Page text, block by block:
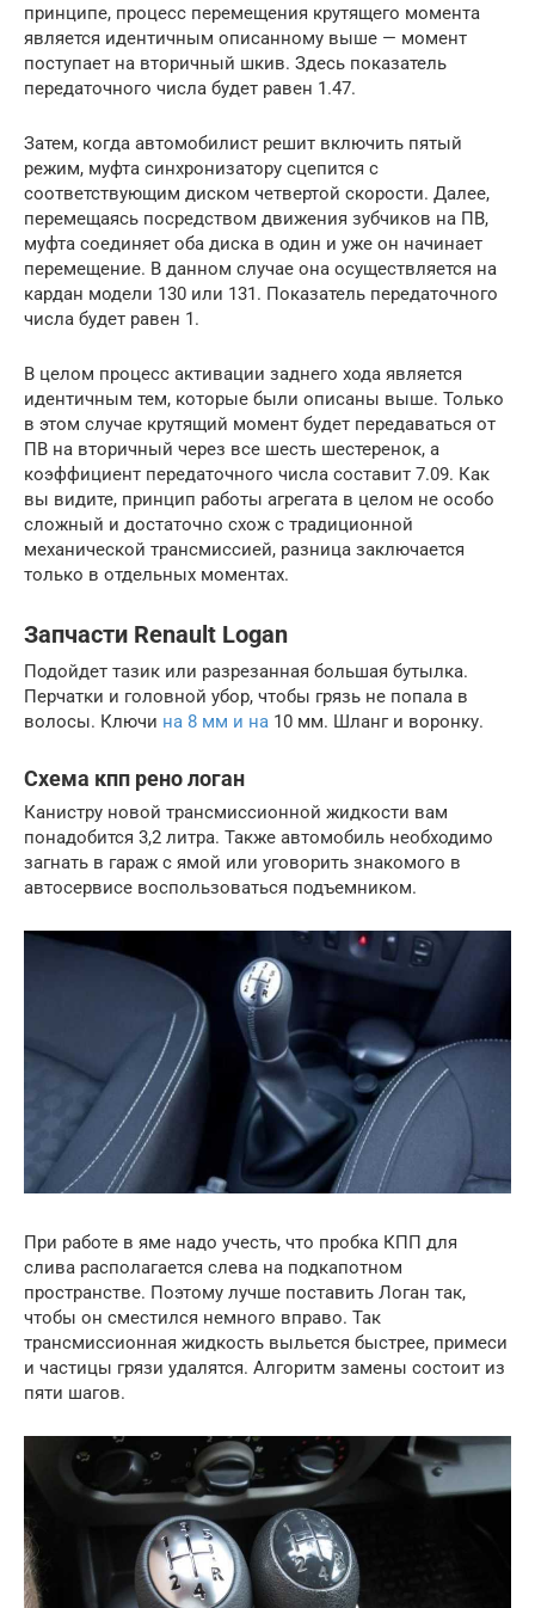
принципе, процесс перемещения крутящего момента
является идентичным описанному выше — момент
поступает на вторичный шкив. Здесь показатель
передаточного числа будет равен 1.47.
Затем, когда автомобилист решит включить пятый
режим, муфта синхронизатору сцепится с
соответствующим диском четвертой скорости. Далее,
перемещаясь посредством движения зубчиков на ПВ,
муфта соединяет оба диска в один и уже он начинает
перемещение. В данном случае она осуществляется на
кардан модели 130 или 131. Показатель передаточного
числа будет равен 1.
В целом процесс активации заднего хода является
идентичным тем, которые были описаны выше. Только
в этом случае крутящий момент будет передаваться от
ПВ на вторичный через все шесть шестеренок, а
коэффициент передаточного числа составит 7.09. Как
вы видите, принцип работы агрегата в целом не особо
сложный и достаточно схож с традиционной
механической трансмиссией, разница заключается
только в отдельных моментах.
Запчасти Renault Logan
Подойдет тазик или разрезанная большая бутылка.
Перчатки и головной убор, чтобы грязь не попала в
волосы. Ключи на 8 мм и на 10 мм. Шланг и воронку.
Схема кпп рено логан
Канистру новой трансмиссионной жидкости вам
понадобится 3,2 литра. Также автомобиль необходимо
загнать в гараж с ямой или уговорить знакомого в
автосервисе воспользоваться подъемником.
При работе в яме надо учесть, что пробка КПП для
слива располагается слева на подкапотном
пространстве. Поэтому лучше поставить Логан так,
чтобы он сместился немного вправо. Так
трансмиссионная жидкость выльется быстрее, примеси
и частицы грязи удалятся. Алгоритм замены состоит из
пяти шагов.